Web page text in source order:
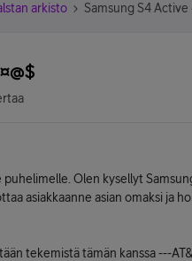
arkisto Samsung S4
Olen kysellyt
asiakkaanne asian omaksi ja
tekemistä tämän kanssa ---